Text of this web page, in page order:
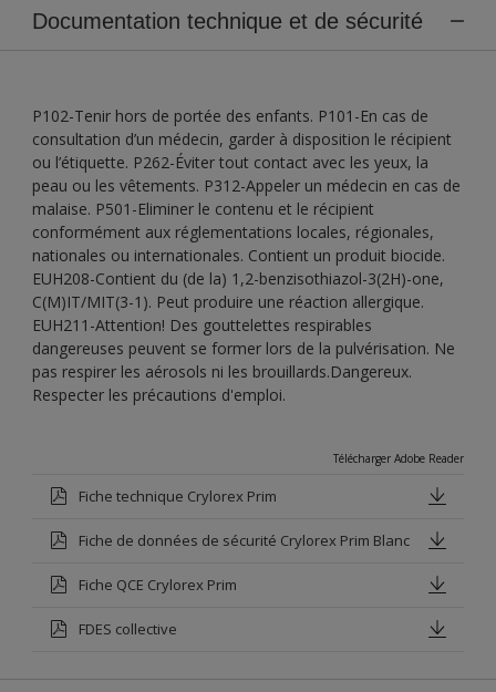
Documentation technique et de sécurité
P102-Tenir hors de portée des enfants. P101-En cas de
consultation d’un médecin, garder à disposition le récipient
ou l’étiquette. P262-Éviter tout contact avec les yeux, la
peau ou les vêtements. P312-Appeler un médecin en cas de
malaise. P501-Eliminer le contenu et le récipient
conformément aux réglementations locales, régionales,
nationales ou internationales. Contient un produit biocide.
EUH208-Contient du (de la) 1,2-benzisothiazol-3(2H)-one,
C(M)IT/MIT(3-1). Peut produire une réaction allergique.
EUH211-Attention! Des gouttelettes respirables
dangereuses peuvent se former lors de la pulvérisation. Ne
pas respirer les aérosols ni les brouillards.Dangereux.
Respecter les précautions d'emploi.
Télécharger Adobe Reader
Fiche technique Crylorex Prim
Fiche de données de sécurité Crylorex Prim Blanc
Fiche QCE Crylorex Prim
FDES collective